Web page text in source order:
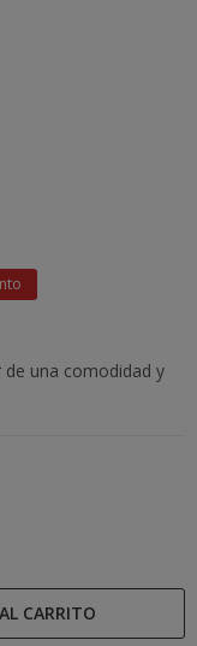
una comodidad y
CARRITO